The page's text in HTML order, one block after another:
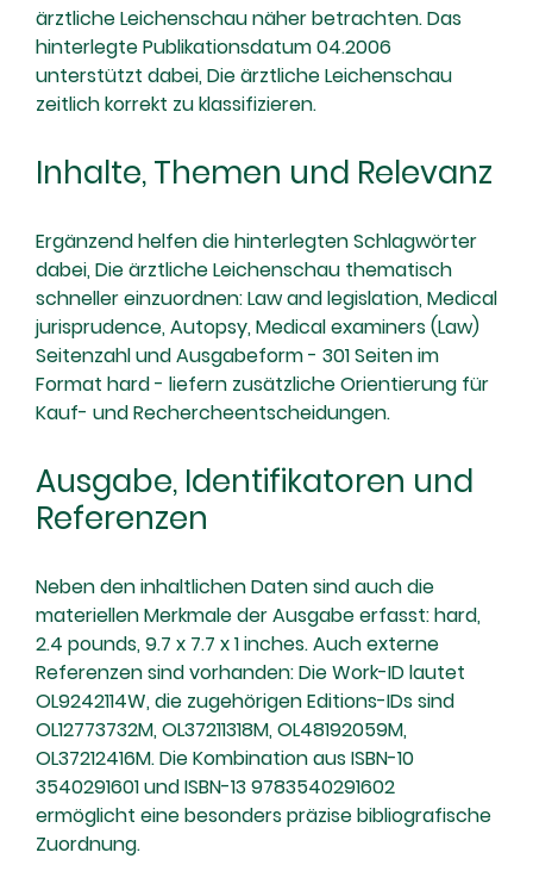
ärztliche Leichenschau näher betrachten. Das
hinterlegte Publikationsdatum 04.2006
unterstützt dabei, Die ärztliche Leichenschau
zeitlich korrekt zu klassifizieren.
Inhalte, Themen und Relevanz
Ergänzend helfen die hinterlegten Schlagwörter
dabei, Die ärztliche Leichenschau thematisch
schneller einzuordnen: Law and legislation, Medical
jurisprudence, Autopsy, Medical examiners (Law)
Seitenzahl und Ausgabeform - 301 Seiten im
Format hard - liefern zusätzliche Orientierung für
Kauf- und Rechercheentscheidungen.
Ausgabe, Identifikatoren und
Referenzen
Neben den inhaltlichen Daten sind auch die
materiellen Merkmale der Ausgabe erfasst: hard,
2.4 pounds, 9.7 x 7.7 x 1 inches. Auch externe
Referenzen sind vorhanden: Die Work-ID lautet
OL9242114W, die zugehörigen Editions-IDs sind
OL12773732M, OL37211318M, OL48192059M,
OL37212416M. Die Kombination aus ISBN-10
3540291601 und ISBN-13 9783540291602
ermöglicht eine besonders präzise bibliografische
Zuordnung.